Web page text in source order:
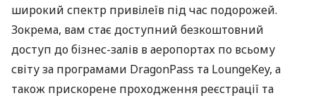
широкий спектр привілеїв під час подорожей.
Зокрема, вам стає доступний безкоштовний
доступ до бізнес-залів в аеропортах по всьому
світу за програмами DragonPass та LoungeKey, а
також прискорене проходження реєстрації та